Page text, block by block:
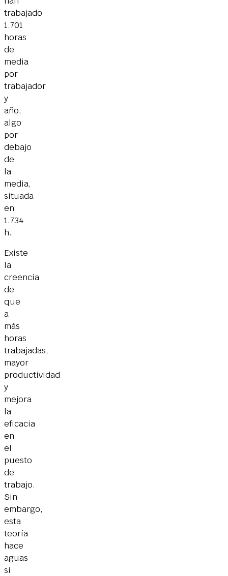
trabajado
1.701
horas
de
media
por
trabajador
y
año,
algo
por
debajo
de
la
media,
situada
en
1.734
h.
Existe
la
creencia
de
que
a
más
horas
trabajadas,
mayor
productividad
y
mejora
la
eficacia
en
el
puesto
de
trabajo.
Sin
embargo,
esta
teoría
hace
aguas
si